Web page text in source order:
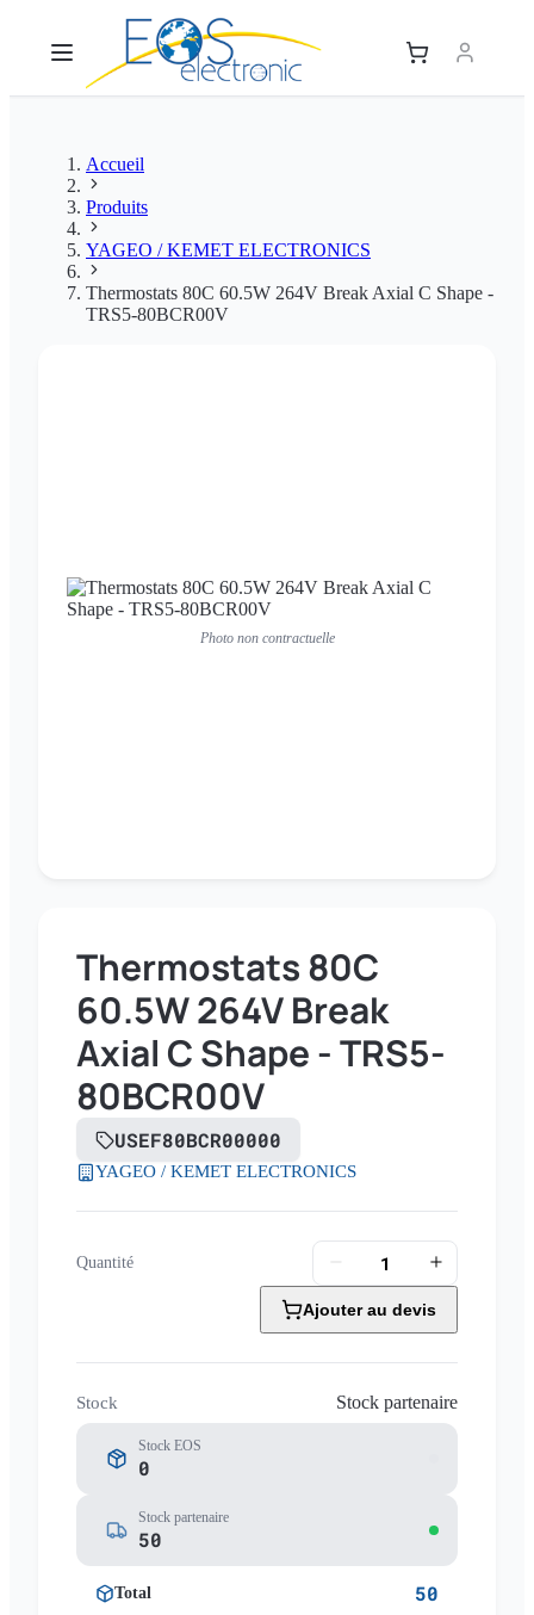
Accueil
Produits
YAGEO / KEMET ELECTRONICS
Thermostats 80C 60.5W 264V Break Axial C Shape -
TRS5-80BCR00V
Photo non contractuelle
Thermostats 80C
60.5W 264V Break
Axial C Shape - TRS5-
80BCR00V
USEF80BCR00000
YAGEO / KEMET ELECTRONICS
Quantité
Ajouter au devis
Stock Stock partenaire
Stock EOS
0
Stock partenaire
50
Total 50